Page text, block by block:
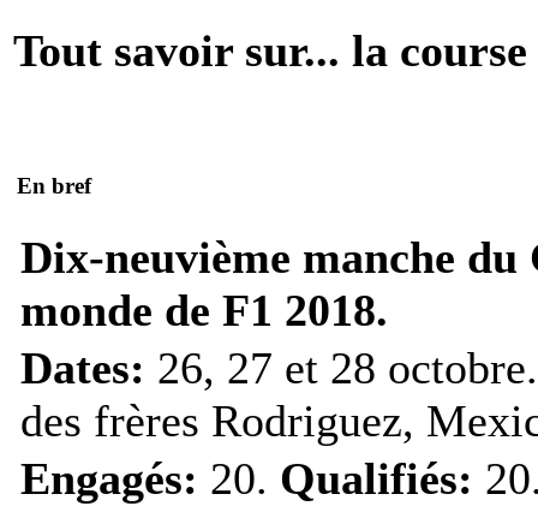
Tout savoir sur... la course
En bref
Dix-neuvième manche
monde de F1 2018.
Dates: 26, 27 et 28
des frères Rodriguez,
Engagés: 20. Qualifiés: